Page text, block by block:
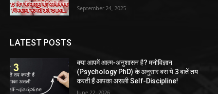
September 24, 2025
LATEST POSTS
क्या आपमें आत्म-अनुशासन है? मनोविज्ञान
(Psychology PhD) के अनुसार बस ये 3 बातें तय
करती हैं आपका असली Self-Discipline!
June 22, 2026